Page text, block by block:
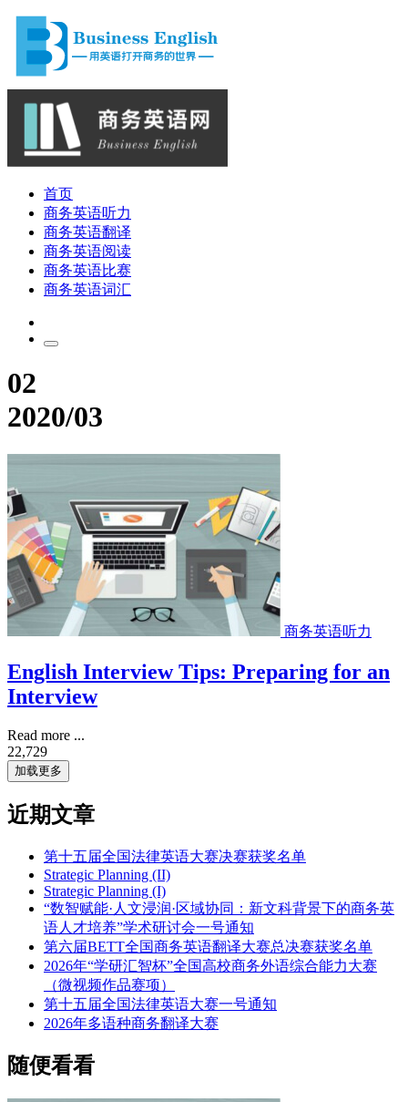
首页
商务英语听力
商务英语翻译
商务英语阅读
商务英语比赛
商务英语词汇
02
2020/03
商务英语听力
English Interview Tips: Preparing for an
Interview
Read more ...
22,729
加载更多
近期文章
第十五届全国法律英语大赛决赛获奖名单
Strategic Planning (II)
Strategic Planning (I)
“数智赋能·人文浸润·区域协同：新文科背景下的商务英
语人才培养”学术研讨会一号通知
第六届BETT全国商务英语翻译大赛总决赛获奖名单
2026年“学研汇智杯”全国高校商务外语综合能力大赛
（微视频作品赛项）
第十五届全国法律英语大赛一号通知
2026年多语种商务翻译大赛
随便看看